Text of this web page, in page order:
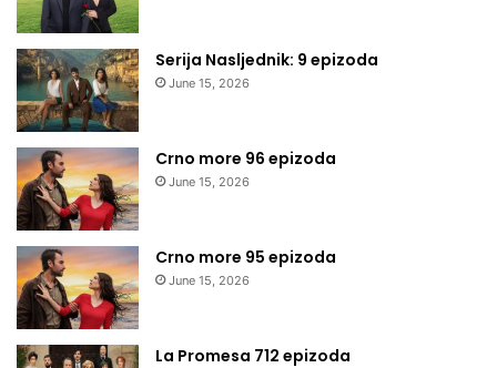
Serija Nasljednik: 9 epizoda
June 15, 2026
Crno more 96 epizoda
June 15, 2026
Crno more 95 epizoda
June 15, 2026
La Promesa 712 epizoda